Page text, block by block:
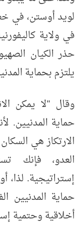
لويد أوستن، في
في ولاية
حذر الكيان
يلتزم بحماية
وقال "لا يمكن
حماية المدنيين.
الارتكاز هي
العدو، فإنك
إستراتيجية. لذا،
حماية المدنيين
أخلاقية وحتمية